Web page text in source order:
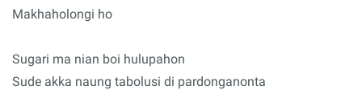
Makhaholongi ho
Sugari ma nian boi hulupahon
Sude akka naung tabolusi di pardonganonta